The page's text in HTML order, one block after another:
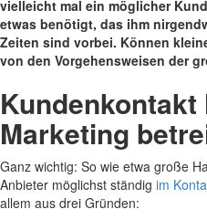
vielleicht mal ein möglicher
etwas benötigt, das ihm
Zeiten sind vorbei. Können
von den Vorgehensweisen der
Kundenkontakt
Marketing
Ganz wichtig: So wie etwa große
Anbieter möglichst ständig im
allem aus drei Gründen: